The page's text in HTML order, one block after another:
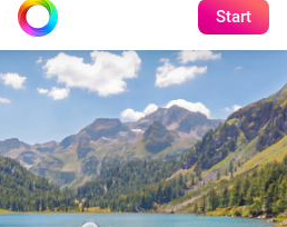
Start